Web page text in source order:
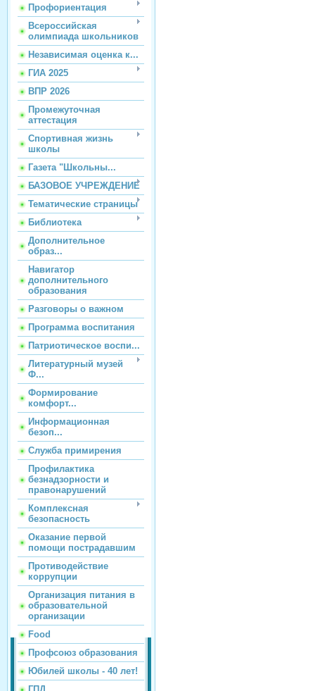
Профориентация
Всероссийская
олимпиада школьников
Независимая оценка к...
ГИА 2025
ВПР 2026
Промежуточная
аттестация
Спортивная жизнь
школы
Газета "Школьны...
БАЗОВОЕ УЧРЕЖДЕНИЕ
Тематические страницы
Библиотека
Дополнительное
образ...
Навигатор
дополнительного
образования
Разговоры о важном
Программа воспитания
Патриотическое воспи...
Литературный музей
Ф...
Формирование
комфорт...
Информационная
безоп...
Служба примирения
Профилактика
безнадзорности и
правонарушений
Комплексная
безопасность
Оказание первой
помощи пострадавшим
Противодействие
коррупции
Организация питания в
образовательной
организации
Food
Профсоюз образования
Юбилей школы - 40 лет!